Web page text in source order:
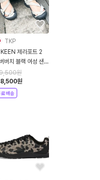
TKP
제라포트 2
버치 블랙 여성 샌
원
원
료배송